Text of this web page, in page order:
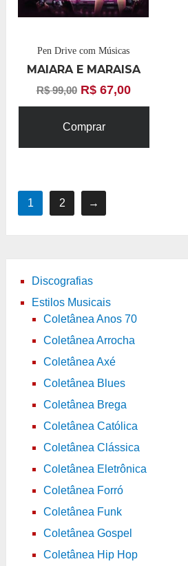
Pen Drive com Músicas
MAIARA E MARAISA
R$99,00 R$67,00
Comprar
1 2 →
Discografias
Estilos Musicais
Coletânea Anos 70
Coletânea Arrocha
Coletânea Axé
Coletânea Blues
Coletânea Brega
Coletânea Católica
Coletânea Clássica
Coletânea Eletrônica
Coletânea Forró
Coletânea Funk
Coletânea Gospel
Coletânea Hip Hop